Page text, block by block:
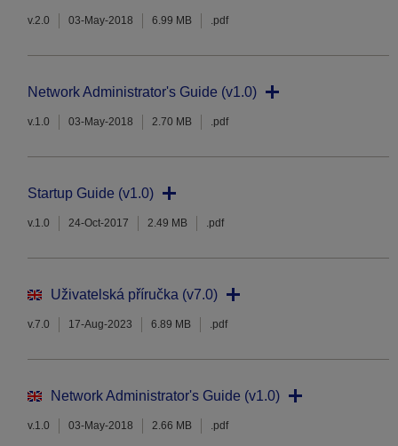
v.2.0 03-May-2018 6.99 MB .pdf
Network Administrator's Guide (v1.0)
v.1.0 03-May-2018 2.70 MB .pdf
Startup Guide (v1.0)
v.1.0 24-Oct-2017 2.49 MB .pdf
Uživatelská příručka (v7.0)
v.7.0 17-Aug-2023 6.89 MB .pdf
Network Administrator's Guide (v1.0)
v.1.0 03-May-2018 2.66 MB .pdf